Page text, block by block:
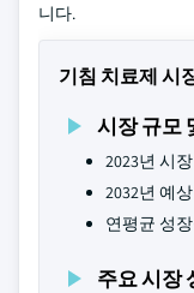
니다.
기침 치료제 시
시장 규모
2023년 시
2032년 예
연평균 성장
주요 시장